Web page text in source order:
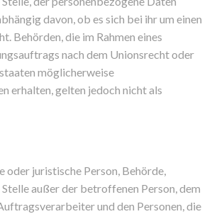
davon, ob es sich bei ihr um einen
Behörden, die im Rahmen eines
nach dem Unionsrecht oder
möglicherweise
erhalten, gelten jedoch nicht als
oder juristische Person, Behörde,
außer der betroffenen Person, dem
und den Personen, die